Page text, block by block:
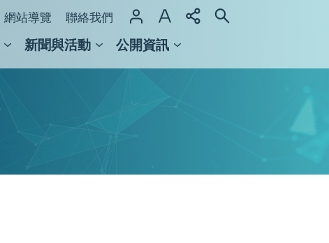
網站導覽 聯絡我們
新聞與活動 公開資訊